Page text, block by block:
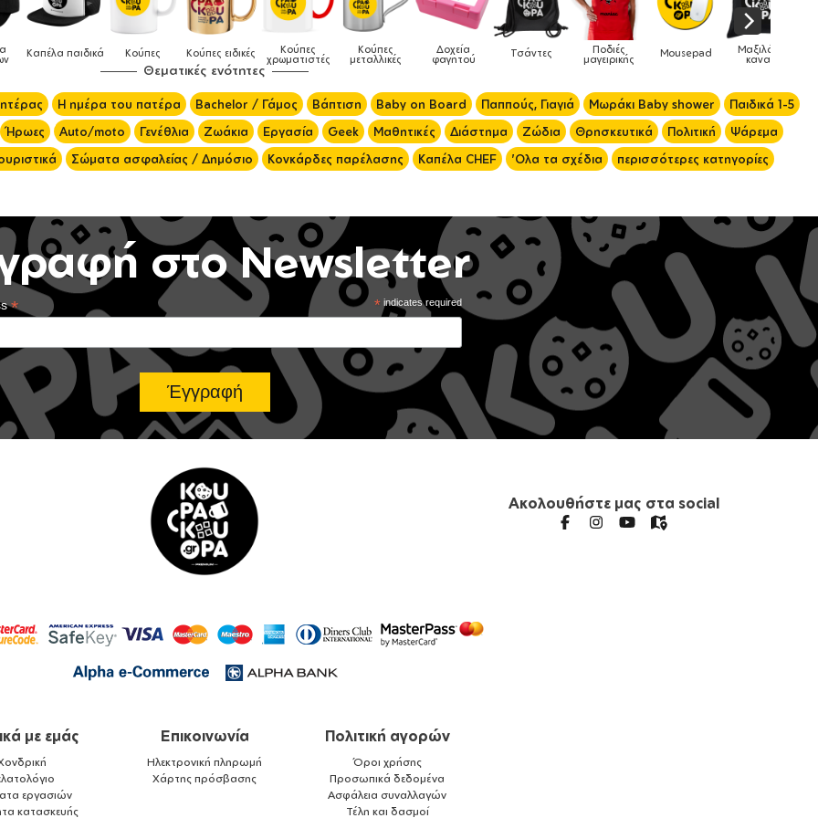
Κούπες Κούπες ειδικές Κούπες
χρωματιστές
Κούπες
μεταλλικές
Δοχεία
φαγητού Τσάντες Ποδιές
μαγειρικής Mousepad Μαξιλάρια
καναπέ Phone Holders
Θεματικές ενότητες
Η ημέρα του πατέρα Bachelor / Γάμος Βάπτιση Baby on Board Παππούς, Γιαγιά Μωράκι Baby shower
Παιδικά 1-5
Ήρωες Auto/moto Γενέθλια Ζωάκια Εργασία Geek Μαθητικές Διάστημα Ζώδια Θρησκευτικά Πολιτική
Ψάρεμα
Σώματα ασφαλείας / Δημόσιο Κονκάρδες παρέλασης Καπέλα CHEF 'Ολα τα σχέδια περισσότερες κατηγορίες
στο Newsletter
*indicates required
*
Ακολουθήστε μας στα social
με εμάς
εργασιών
κατασκευής
Επικοινωνία
Ηλεκτρονική πληρωμή
Χάρτης πρόσβασης
Πολιτική αγορών
Όροι χρήσης
Προσωπικά δεδομένα
Ασφάλεια συναλλαγών
Τέλη και δασμοί